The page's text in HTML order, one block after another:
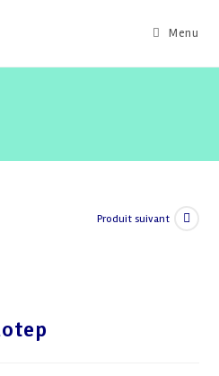
Menu
Produit suivant